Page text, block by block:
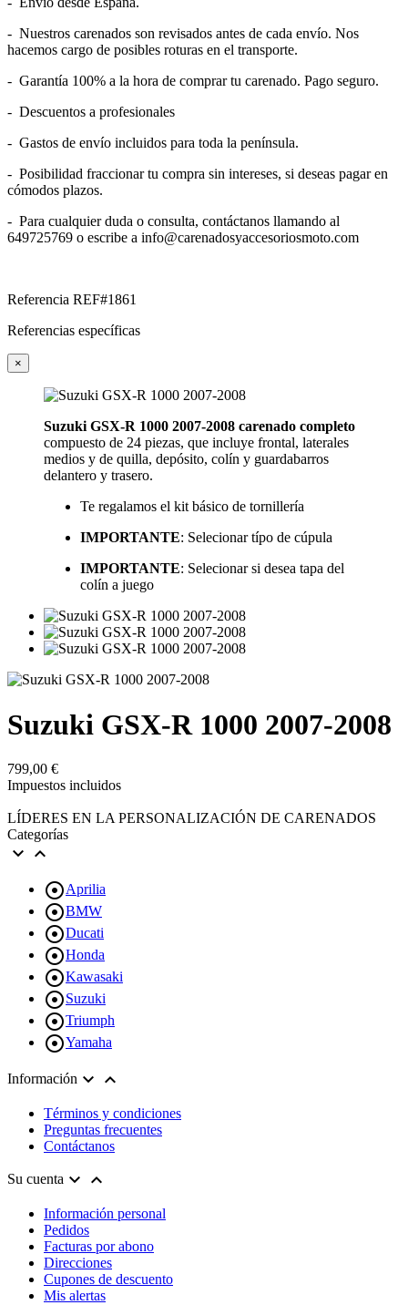
- Nuestros carenados son revisados antes de cada envío. Nos
hacemos cargo de posibles roturas en el transporte.
- Garantía 100% a la hora de comprar tu carenado. Pago seguro.
- Descuentos a profesionales
- Gastos de envío incluidos para toda la península.
- Posibilidad fraccionar tu compra sin intereses, si deseas pagar en
cómodos plazos.
- Para cualquier duda o consulta, contáctanos llamando al
649725769 o escribe a info@carenadosyaccesoriosmoto.com
Referencia REF#1861
Referencias específicas
×
Suzuki GSX-R 1000 2007-2008 carenado completo
compuesto de 24 piezas, que incluye frontal, laterales
medios y de quilla, depósito, colín y guardabarros
delantero y trasero.
Te regalamos el kit básico de tornillería
IMPORTANTE: Selecionar típo de cúpula
IMPORTANTE: Selecionar si desea tapa del
colín a juego
Suzuki GSX-R 1000 2007-2008
799,00 €
Impuestos incluidos
LÍDERES EN LA PERSONALIZACIÓN DE CARENADOS
Categorías
 
Aprilia
BMW
Ducati
Honda
Kawasaki
Suzuki
Triumph
Yamaha
Información  
Términos y condiciones
Preguntas frecuentes
Contáctanos
Su cuenta  
Información personal
Pedidos
Facturas por abono
Direcciones
Cupones de descuento
Mis alertas